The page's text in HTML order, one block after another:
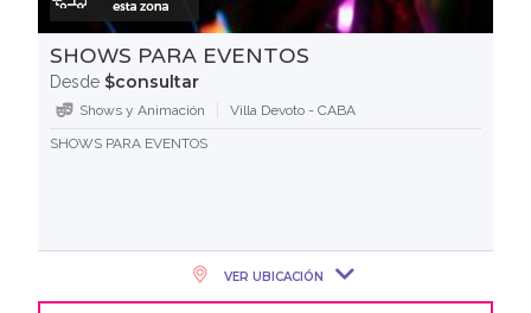
SHOWS PARA EVENTOS
Desde $consultar
Shows y Animación
Villa Devoto - CABA
SHOWS PARA EVENTOS
VER UBICACIÓN